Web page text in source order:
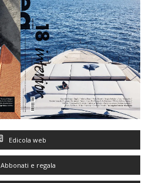
Edicola web
Abbonati e regala